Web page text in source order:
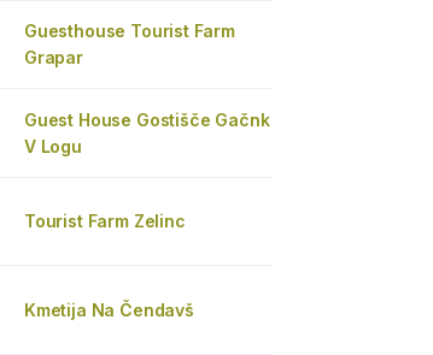
Guesthouse Tourist Farm
Grapar
Guest House Gostišče Gačnk
V Logu
Tourist Farm Zelinc
Kmetija Na Čendavš